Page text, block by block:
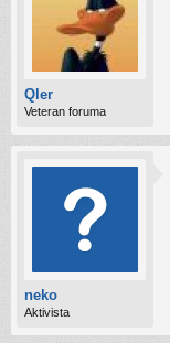
Qler
Veteran foruma
neko
Aktivista